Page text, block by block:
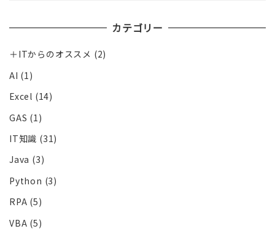
カテゴリー
＋ITからのオススメ (2)
AI (1)
Excel (14)
GAS (1)
IT知識 (31)
Java (3)
Python (3)
RPA (5)
VBA (5)